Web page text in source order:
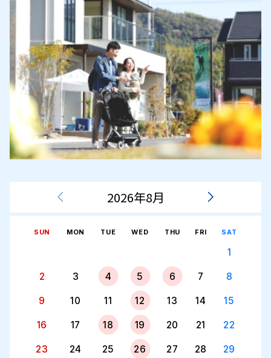
2026年8月
SUN MON TUE WED THU FRI SAT
1
2 3 4 5 6 7 8
9 10 11 12 13 14 15
16 17 18 19 20 21 22
23 24 25 26 27 28 29